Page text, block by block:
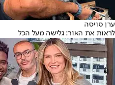
ערן סויסה
לראות את האור: גלישה מעל הכל